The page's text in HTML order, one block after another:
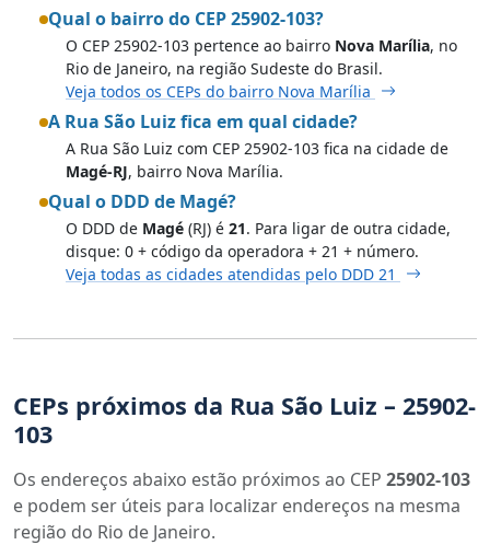
Qual o bairro do CEP 25902-103?
O CEP 25902-103 pertence ao bairro Nova Marília, no
Rio de Janeiro, na região Sudeste do Brasil.
Veja todos os CEPs do bairro Nova Marília
A Rua São Luiz fica em qual cidade?
A Rua São Luiz com CEP 25902-103 fica na cidade de
Magé-RJ, bairro Nova Marília.
Qual o DDD de Magé?
O DDD de Magé (RJ) é 21. Para ligar de outra cidade,
disque: 0 + código da operadora + 21 + número.
Veja todas as cidades atendidas pelo DDD 21
CEPs próximos da Rua São Luiz – 25902-
103
Os endereços abaixo estão próximos ao CEP 25902-103
e podem ser úteis para localizar endereços na mesma
região do Rio de Janeiro.